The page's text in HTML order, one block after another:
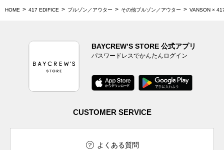
HOME 417 EDIFICE ブルゾン／アウター その他ブルゾン／アウター VANSON ×
BAYCREW’S STORE 公式アプリ
パスワードレスでかんたんログイン
CUSTOMER SERVICE
よくある質問